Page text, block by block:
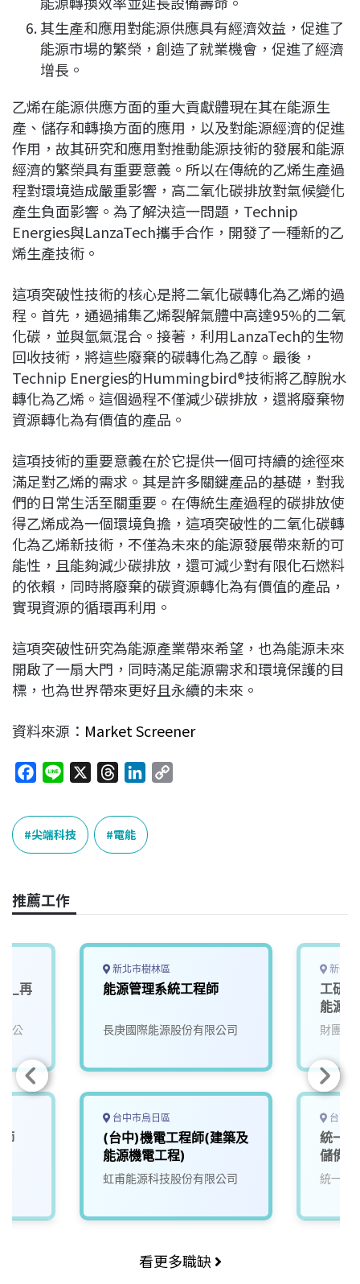
其生產和應用對能源供應具有經濟效益，促進了
能源市場的繁榮，創造了就業機會，促進了經濟
增長。
乙烯在能源供應方面的重大貢獻體現在其在能源生
產、儲存和轉換方面的應用，以及對能源經濟的促進
作用，故其研究和應用對推動能源技術的發展和能源
經濟的繁榮具有重要意義。所以在傳統的乙烯生產過
程對環境造成嚴重影響，高二氧化碳排放對氣候變化
產生負面影響。為了解決這一問題，Technip
Energies與LanzaTech攜手合作，開發了一種新的乙
烯生產技術。
這項突破性技術的核心是將二氧化碳轉化為乙烯的過
程。首先，通過捕集乙烯裂解氣體中高達95%的二氧
化碳，並與氫氣混合。接著，利用LanzaTech的生物
回收技術，將這些廢棄的碳轉化為乙醇。最後，
Technip Energies的Hummingbird®技術將乙醇脫水
轉化為乙烯。這個過程不僅減少碳排放，還將廢棄物
資源轉化為有價值的產品。
這項技術的重要意義在於它提供一個可持續的途徑來
滿足對乙烯的需求。其是許多關鍵產品的基礎，對我
們的日常生活至關重要。在傳統生產過程的碳排放使
得乙烯成為一個環境負擔，這項突破性的二氧化碳轉
化為乙烯新技術，不僅為未來的能源發展帶來新的可
能性，且能夠減少碳排放，還可減少對有限化石燃料
的依賴，同時將廢棄的碳資源轉化為有價值的產品，
實現資源的循環再利用。
這項突破性研究為能源產業帶來希望，也為能源未來
開啟了一扇大門，同時滿足能源需求和環境保護的目
標，也為世界帶來更好且永續的未來。
資料來源： Market Screener
c
e
b
o
k
n
e
r
e
a
k
n
k
尖端科技 電能
推薦工作
)_再
公
新北市樹林區
能源管理系統工程師
長庚國際能源股份有限公司
台中市烏日區
(台中)機電工程師(建築及
能源機電工程)
虹甫能源科技股份有限公司
新竹
工研
能源
財團法
台南
統一
儲備
統一企
看更多職缺